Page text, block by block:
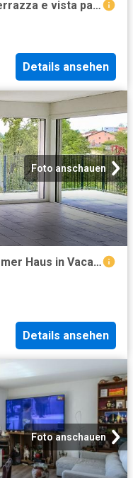
Spazioso 4.5 locali attico con terrazza e vista panoramica a Vacallo
Details ansehen
Foto anschauen
Grosses und modernes 3,5 Zimmer Haus in Vacallo
Details ansehen
Foto anschauen